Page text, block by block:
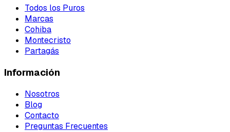
Todos los Puros
Marcas
Cohiba
Montecristo
Partagás
Información
Nosotros
Blog
Contacto
Preguntas Frecuentes